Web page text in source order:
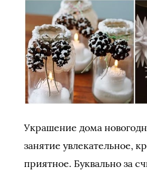
Украшение дома
занятие увлекательное,
приятное. Буквально за